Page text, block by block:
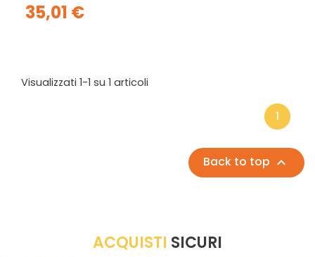
35,01 €
Visualizzati 1-1 su 1 articoli
1
Back to top 
ACQUISTI SICURI